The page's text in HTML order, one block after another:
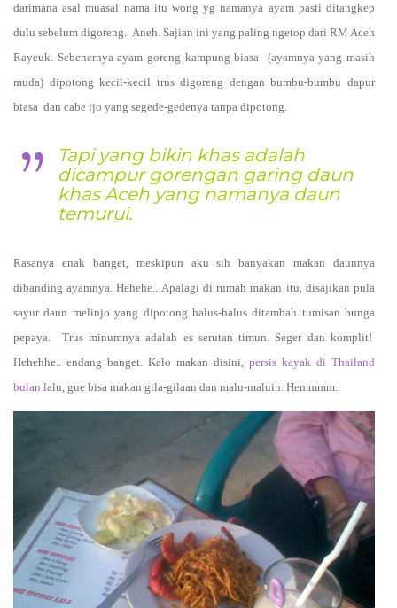
darimana asal muasal nama itu wong yg namanya ayam pasti ditangkep
dulu sebelum digoreng. Aneh. Sajian ini yang paling ngetop dari RM Aceh
Rayeuk. Sebenernya ayam goreng kampung biasa
(ayamnya yang masih
muda) dipotong kecil-kecil trus digoreng dengan bumbu-bumbu dapur
biasa dan cabe ijo yang segede-gedenya tanpa dipotong.
Tapi yang bikin khas adalah
dicampur gorengan garing daun
khas Aceh yang namanya daun
temurui.
Rasanya enak banget, meskipun aku sih banyakan makan daunnya
dibanding ayamnya. Hehehe.. Apalagi di rumah makan itu, disajikan pula
sayur daun melinjo yang dipotong halus-halus ditambah tumisan bunga
pepaya.
Trus minumnya adalah es serutan timun. Seger dan komplit!
Hehehhe.. endang banget. Kalo makan disini, persis kayak di Thailand
bulan lalu, gue bisa makan gila-gilaan dan malu-maluin. Hemmmm..